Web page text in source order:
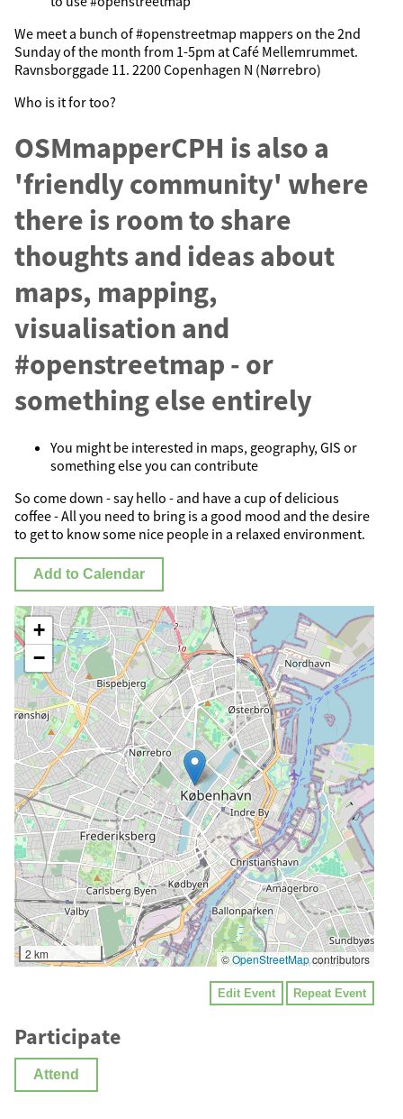
We meet a bunch of #openstreetmap mappers on the 2nd
Sunday of the month from 1-5pm at Café Mellemrummet.
Ravnsborggade 11. 2200 Copenhagen N (Nørrebro)
Who is it for too?
OSMmapperCPH is also a
'friendly community' where
there is room to share
thoughts and ideas about
maps, mapping,
visualisation and
#openstreetmap - or
something else entirely
You might be interested in maps, geography, GIS or
something else you can contribute
So come down - say hello - and have a cup of delicious
coffee - All you need to bring is a good mood and the desire
to get to know some nice people in a relaxed environment.
Add to Calendar
+
−
2 km ©OpenStreetMapcontributors
Edit Event Repeat Event
Participate
Attend